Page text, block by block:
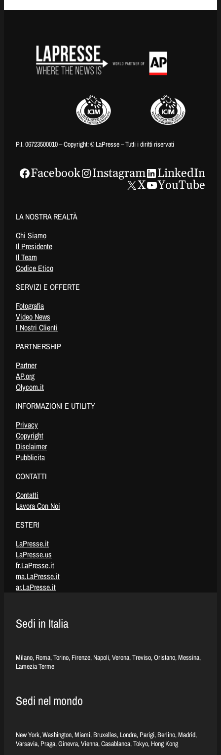
P.I. 06723500010 – Copyright: © LaPresse – Tutti i diritti riservati
Facebook Instagram
LinkedIn
X
YouTube
LA NOSTRA REALTÀ
Chi Siamo
Il Presidente
Il Team
Codice Etico
SERVIZI E OFFERTE
Fotografia
Video News
I Nostri Clienti
PARTNERSHIP
Partner
AP.org
Olycom.it
INFORMAZIONI E UTILITY
Privacy
Copyright
Disclaimer
Pubblicita
CONTATTI
Contatti
Lavora Con Noi
ESTERI
LaPresse.it
LaPresse.us
fr.LaPresse.it
ma.LaPresse.it
ar.LaPresse.it
Sedi in Italia
Milano, Roma, Torino, Firenze, Napoli, Verona, Treviso, Oristano, Messina,
Lamezia Terme
Sedi nel mondo
New York, Washington, Miami, Bruxelles, Londra, Parigi, Berlino, Madrid,
Varsavia, Praga, Ginevra, Vienna, Casablanca, Tokyo, Hong Kong